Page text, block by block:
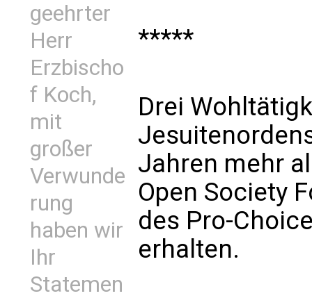
geehrter
Herr
Erzbischo
f Koch,
mit
großer
Verwunde
rung
haben wir
Ihr
Statemen
*****
Drei
Jahren mehr
Open Society
des Pro-
erhalten.